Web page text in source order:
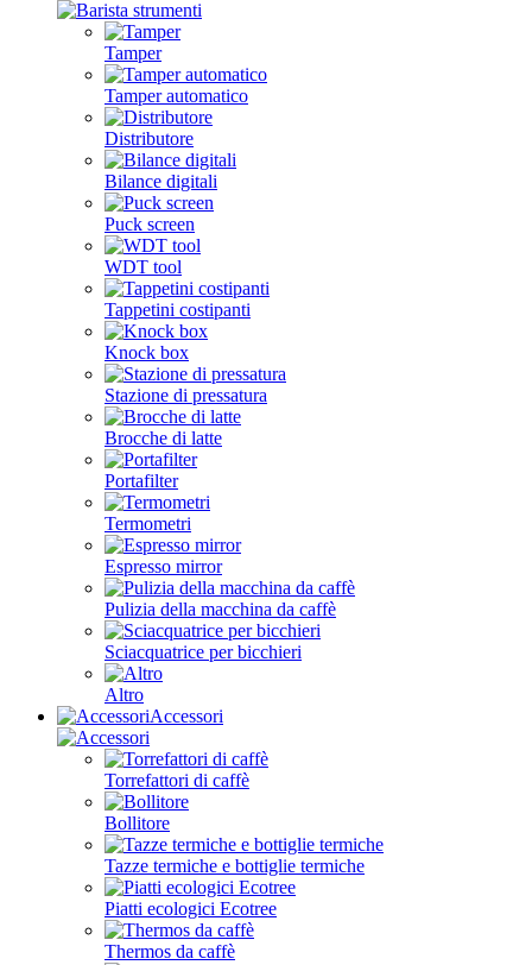
Tamper
Tamper automatico
Distributore
Bilance digitali
Puck screen
WDT tool
Tappetini costipanti
Knock box
Stazione di pressatura
Brocche di latte
Portafilter
Termometri
Espresso mirror
Pulizia della macchina da caffè
Sciacquatrice per bicchieri
Altro
Accessori
Torrefattori di caffè
Bollitore
Tazze termiche e bottiglie termiche
Piatti ecologici Ecotree
Thermos da caffè